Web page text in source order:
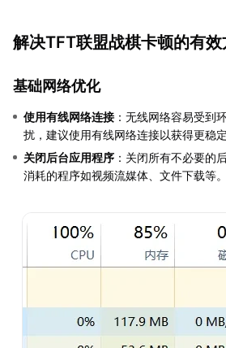
解决TFT联盟战棋卡顿的有效
基础网络优化
使用有线网络连接 ：无线网络容易受到
扰，建议使用有线网络连接以获得更稳
关闭后台应用程序 ：关闭所有不必要的
消耗的程序如视频流媒体、文件下载等。